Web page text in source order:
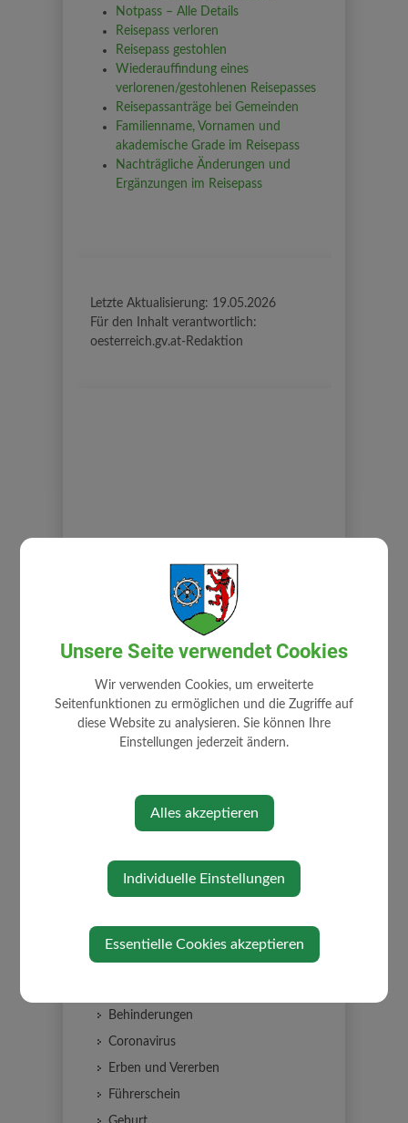
Notpass – Alle Details
Reisepass verloren
Reisepass gestohlen
Wiederauffindung eines
verlorenen/gestohlenen Reisepasses
Reisepassanträge bei Gemeinden
Familienname, Vornamen und
akademische Grade im Reisepass
Nachträgliche Änderungen und
Ergänzungen im Reisepass
Letzte Aktualisierung: 19.05.2026
Für den Inhalt verantwortlich:
oesterreich.gv.at-Redaktion
BÜRGERSERVICE
Abgaben
Bildungsangebote
Förderungen
Glasfaserbau
ID Austria
Lebenslagen
Alleinerziehung
Arten der Beschäftigung
Aufenthalt in Österreich
Behinderungen
Coronavirus
Erben und Vererben
Führerschein
Unsere Seite verwendet Cookies
Wir verwenden Cookies, um erweiterte
Seitenfunktionen zu ermöglichen und die Zugriffe auf
diese Website zu analysieren. Sie können Ihre
Einstellungen jederzeit ändern.
Alles akzeptieren
Individuelle Einstellungen
Essentielle Cookies akzeptieren